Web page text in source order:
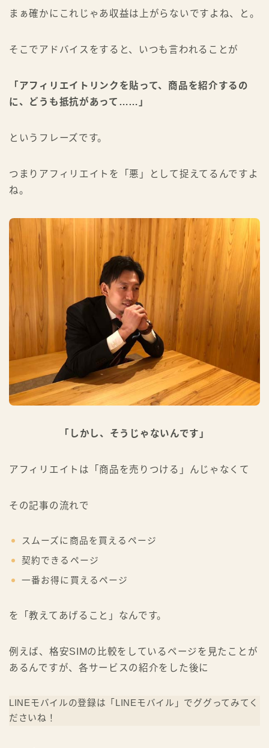
まぁ確かにこれじゃあ収益は上がらないですよね、と。
そこでアドバイスをすると、いつも言われることが
「アフィリエイトリンクを貼って、商品を紹介するの
に、どうも抵抗があって……」
というフレーズです。
つまりアフィリエイトを「悪」として捉えてるんですよ
ね。
「しかし、そうじゃないんです」
アフィリエイトは「商品を売りつける」んじゃなくて
その記事の流れで
スムーズに商品を買えるページ
契約できるページ
一番お得に買えるページ
を「教えてあげること」なんです。
例えば、格安SIMの比較をしているページを見たことが
あるんですが、各サービスの紹介をした後に
LINEモバイルの登録は「LINEモバイル」でググってみてく
ださいね！